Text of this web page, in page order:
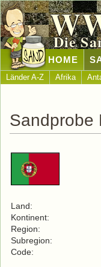
Die
HOME
Länder A-Z Afrika
Sandprobe
Land:
Kontinent:
Region:
Subregion:
Code: